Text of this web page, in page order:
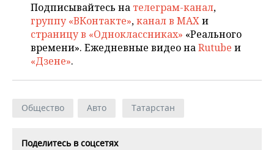
Подписывайтесь на телеграм-канал,
группу «ВКонтакте»,канал в MAXи
страницу в «Одноклассниках» «Реального
времени». Ежедневные видео наRutube и
«Дзене».
Общество Авто Татарстан
Поделитесь в соцсетях